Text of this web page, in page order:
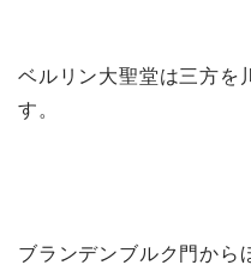
ベルリン大聖堂は三方を
す。
ブランデンブルク門から